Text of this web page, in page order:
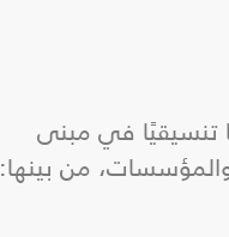
تنسيقيًا في مبنى
من بينها: